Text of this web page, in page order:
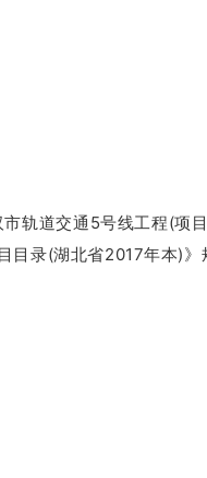
市轨道交通5号线工程(
录(湖北省2017年本)